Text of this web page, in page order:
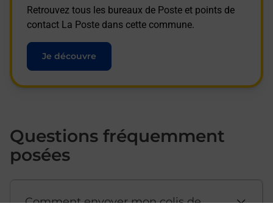
Retrouvez tous les bureaux de Poste et points de
contact La Poste dans cette commune.
Je découvre
Questions fréquemment
posées
Comment envoyer mon colis de